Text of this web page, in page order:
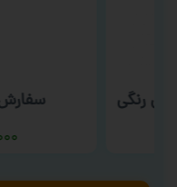
رنگی